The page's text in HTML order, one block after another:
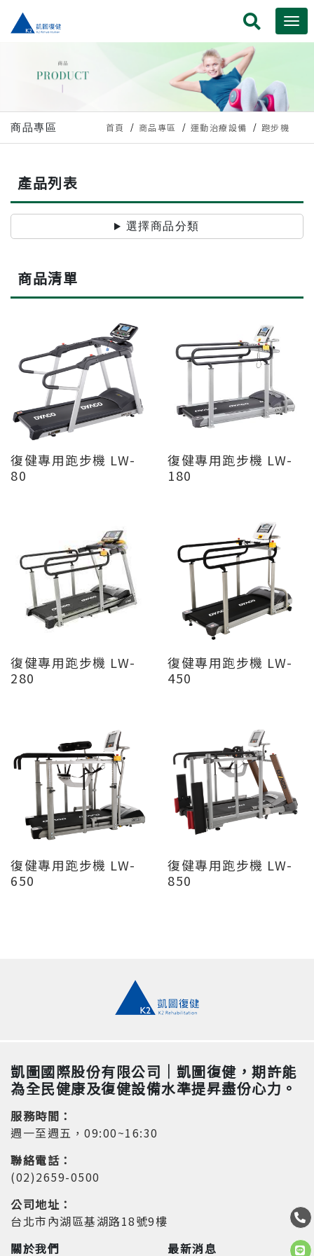
商品專區 首頁 商品專區 運動治療設備 跑步機
產品列表
選擇商品分類
商品清單
復健專用跑步機 LW-
80
復健專用跑步機 LW-
180
復健專用跑步機 LW-
280
復健專用跑步機 LW-
450
復健專用跑步機 LW-
650
復健專用跑步機 LW-
850
凱圖國際股份有限公司｜凱圖復健，期許能
為全民健康及復健設備水準提昇盡份心力。
服務時間：
週一至週五，09:00~16:30
聯絡電話：
(02)2659-0500
公司地址：
台北市內湖區基湖路18號9樓
關於我們
最新消息